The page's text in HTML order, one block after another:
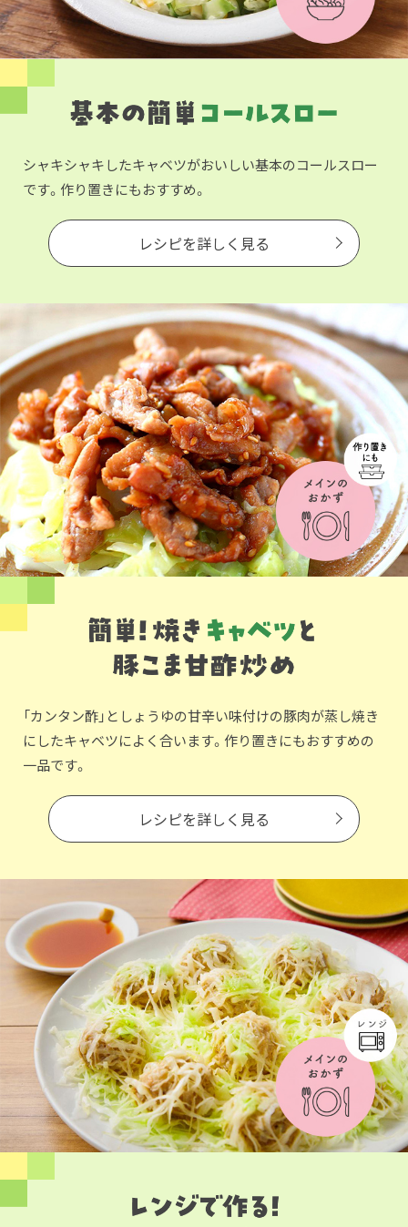
シャキシャキしたキャベツがおいしい基本のコールスロー
です。作り置きにもおすすめ。
レシピを詳しく見る
「カンタン酢」としょうゆの甘辛い味付けの豚肉が蒸し焼き
にしたキャベツによく合います。作り置きにもおすすめの
一品です。
レシピを詳しく見る